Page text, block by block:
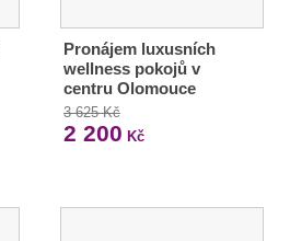
Pronájem luxusních
wellness pokojů v
centru Olomouce
3 625 Kč
2 200 Kč